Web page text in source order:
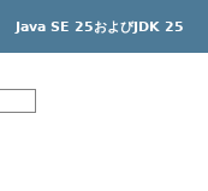
Java SE 25およびJDK 25